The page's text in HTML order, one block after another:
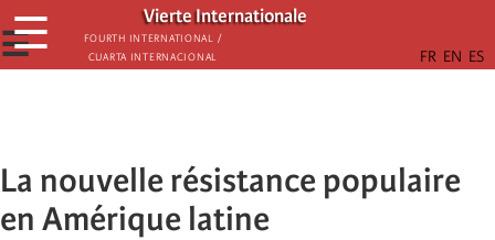
Skip
to
main
Vierte Internationale
Fourth International /
Cuarta Internacional
☰
☰
La nouvelle résistance populaire
en Amérique latine